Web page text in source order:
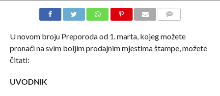
U novom broju Preporoda od 1. marta, kojeg možete
pronaći na svim boljim prodajnim mjestima štampe, možete
čitati:
UVODNIK